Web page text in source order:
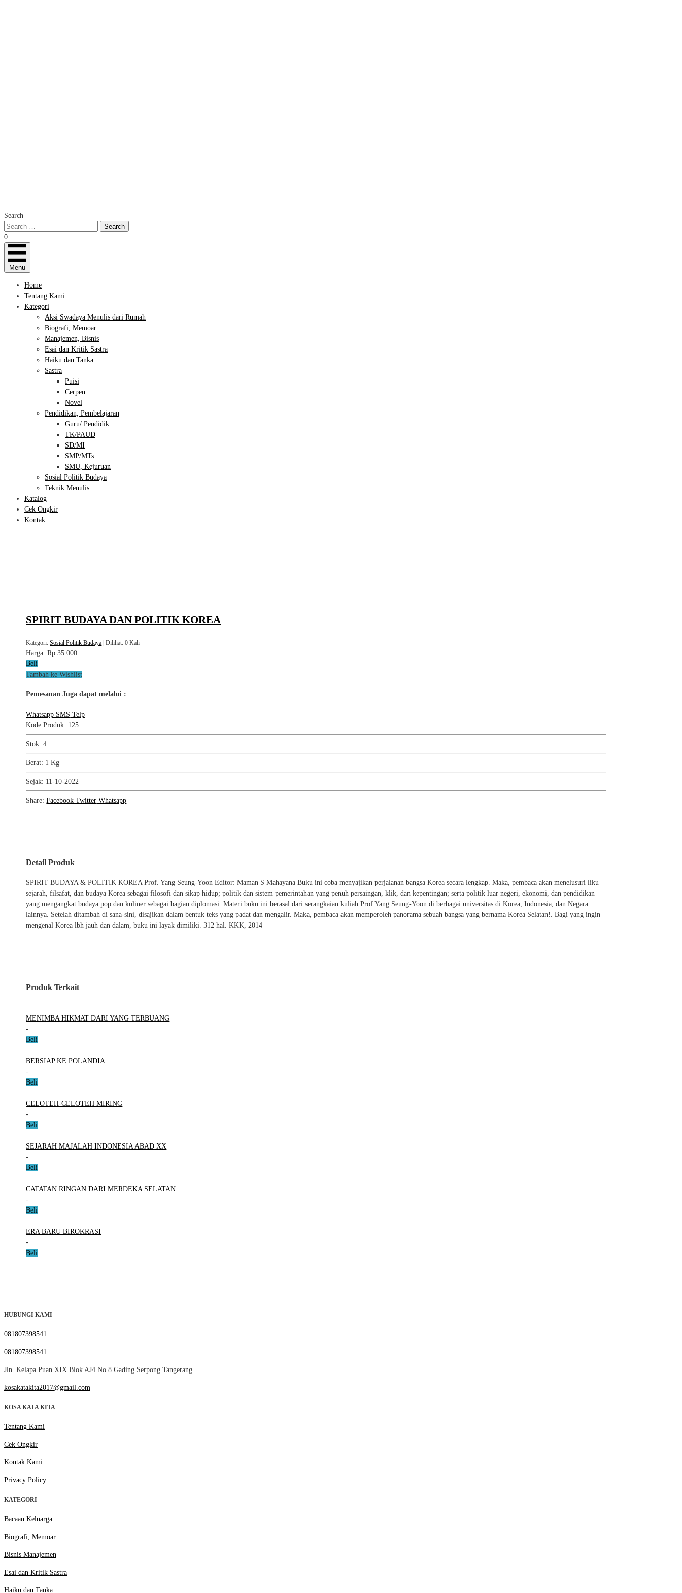
Search
0
Menu
Home
Tentang Kami
Kategori
Aksi Swadaya Menulis dari Rumah
Biografi, Memoar
Manajemen, Bisnis
Esai dan Kritik Sastra
Haiku dan Tanka
Sastra
Puisi
Cerpen
Novel
Pendidikan, Pembelajaran
Guru/ Pendidik
TK/PAUD
SD/MI
SMP/MTs
SMU, Kejuruan
Sosial Politik Budaya
Teknik Menulis
Katalog
Cek Ongkir
Kontak
SPIRIT BUDAYA DAN POLITIK KOREA
Kategori:Sosial Politik Budaya | Dilihat: 0 Kali
Harga:Rp 35.000
Beli
Tambah ke Wishlist
Pemesanan Juga dapat melalui :
Whatsapp SMS Telp
Kode Produk: 125
Stok: 4
Berat: 1 Kg
Sejak: 11-10-2022
Share:Facebook Twitter Whatsapp
Detail Produk
SPIRIT BUDAYA & POLITIK KOREA Prof. Yang Seung-Yoon Editor: Maman S Mahayana Buku ini coba menyajikan perjalanan bangsa Korea secara lengkap. Maka, pembaca akan menelusuri liku
sejarah, filsafat, dan budaya Korea sebagai filosofi dan sikap hidup; politik dan sistem pemerintahan yang penuh persaingan, klik, dan kepentingan; serta politik luar negeri, ekonomi, dan pendidikan
yang mengangkat budaya pop dan kuliner sebagai bagian diplomasi. Materi buku ini berasal dari serangkaian kuliah Prof Yang Seung-Yoon di berbagai universitas di Korea, Indonesia, dan Negara
lainnya. Setelah ditambah di sana-sini, disajikan dalam bentuk teks yang padat dan mengalir. Maka, pembaca akan memperoleh panorama sebuah bangsa yang bernama Korea Selatan!. Bagi yang ingin
mengenal Korea lbh jauh dan dalam, buku ini layak dimiliki. 312 hal. KKK, 2014
Produk Terkait
MENIMBA HIKMAT DARI YANG TERBUANG
-
Beli
BERSIAP KE POLANDIA
-
Beli
CELOTEH-CELOTEH MIRING
-
Beli
SEJARAH MAJALAH INDONESIA ABAD XX
-
Beli
CATATAN RINGAN DARI MERDEKA SELATAN
-
Beli
ERA BARU BIROKRASI
-
Beli
HUBUNGI KAMI
081807398541
081807398541
Jln. Kelapa Puan XIX Blok AJ4 No 8 Gading Serpong Tangerang
kosakatakita2017@gmail.com
KOSA KATA KITA
Tentang Kami
Cek Ongkir
Kontak Kami
Privacy Policy
KATEGORI
Bacaan Keluarga
Biografi, Memoar
Bisnis Manajemen
Esai dan Kritik Sastra
Haiku dan Tanka